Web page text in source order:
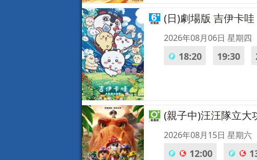
(日)劇場版 吉伊卡
2026年08月06日 星期四
18:20 19:30
(親子中)汪汪隊立大
2026年08月15日 星期六
12:00